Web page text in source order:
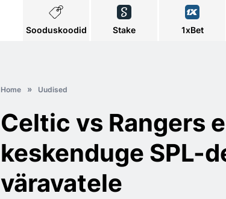
Sooduskoodid Stake 1xBet
Home Uudised
Celtic vs Rangers
keskenduge SPL-
väravatele